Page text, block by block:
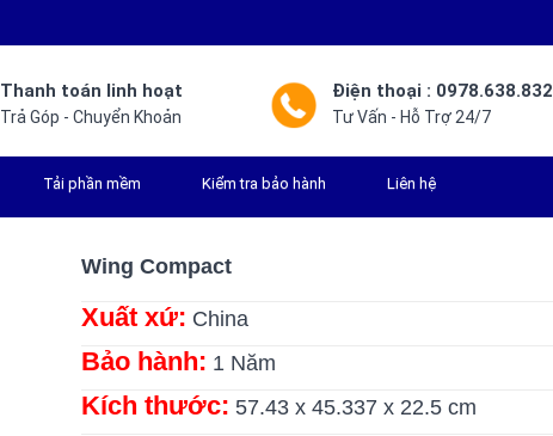
Thanh toán linh hoạt
Trả Góp - Chuyển Khoản
Điện thoại : 0978.638.832
Tư Vấn - Hỗ Trợ 24/7
Tải phần mềm Kiểm tra bảo hành Liên hệ
Wing Compact
Xuất xứ: China
Bảo hành: 1 Năm
Kích thước: 57.43 x 45.337 x 22.5 cm